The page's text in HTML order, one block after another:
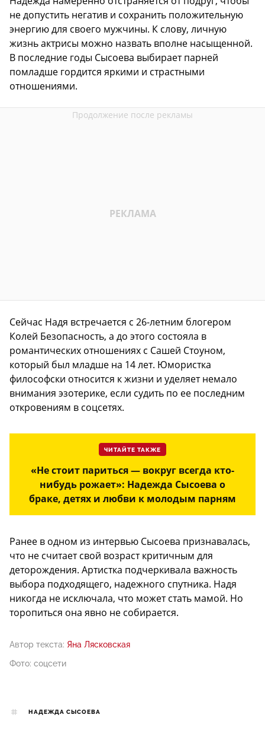
не допустить негатив и сохранить положительную
энергию для своего мужчины. К слову, личную
жизнь актрисы можно назвать вполне насыщенной.
В последние годы Сысоева выбирает парней
помладше гордится яркими и страстными
отношениями.
Сейчас Надя встречается с 26-летним блогером
Колей Безопасность, а до этого состояла в
романтических отношениях с Сашей Стоуном,
который был младше на 14 лет. Юмористка
философски относится к жизни и уделяет немало
внимания эзотерике, если судить по ее последним
откровениям в соцсетях.
ЧИТАЙТЕ ТАКЖЕ
«Не стоит париться — вокруг всегда кто-
нибудь рожает»: Надежда Сысоева о
браке, детях и любви к молодым парням
Ранее в одном из интервью Сысоева признавалась,
что не считает свой возраст критичным для
деторождения. Артистка подчеркивала важность
выбора подходящего, надежного спутника. Надя
никогда не исключала, что может стать мамой. Но
торопиться она явно не собирается.
Автор текста: Яна Лясковская
Фото: соцсети
НАДЕЖДА СЫСОЕВА